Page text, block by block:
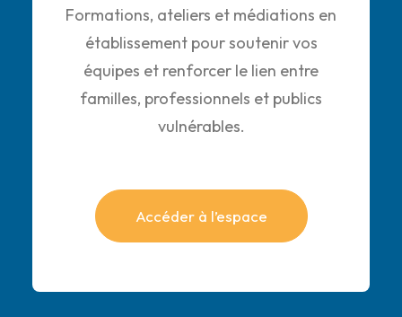
Formations, ateliers et médiations en
établissement pour soutenir vos
équipes et renforcer le lien entre
familles, professionnels et publics
vulnérables.
Accéder à l’espace